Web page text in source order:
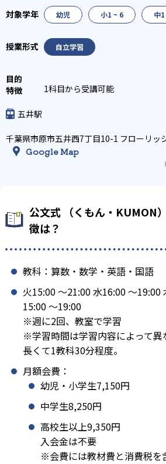
幼児 小1 ~ 6 中
自立学習
1科目から受講可能
五井駅
千葉県市原市五井西7丁目10-1 フローリッ
Google Map
公文式 （くもん・KUMON
徴は？
教科：算数・数学・英語・国語
火15:00 〜21:00 水16:00 〜19:00
15:00 〜19:00
※週に2回、教室で学習
※学習時間は学習内容によって異
長くて1教科30分程度。
月額会費：
幼児・小学生7,150円
中学生8,250円
高校生以上9,350円
入会金は不要
※会費には教材費と消費税を